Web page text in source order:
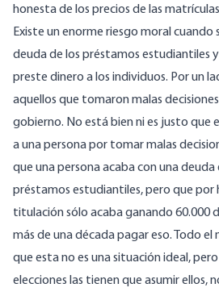
honesta de los precios de las
Existe un enorme riesgo moral
deuda de los préstamos estudiantiles
preste dinero a los individuos. Por un
aquellos que tomaron malas decisiones
gobierno. No está bien ni es justo que
a una persona por tomar malas
que una persona acaba con una deuda
préstamos estudiantiles, pero que por
titulación sólo acaba ganando 60.000
más de una década pagar eso. Todo
que esta no es una situación ideal, pero
elecciones las tienen que asumir ellos,